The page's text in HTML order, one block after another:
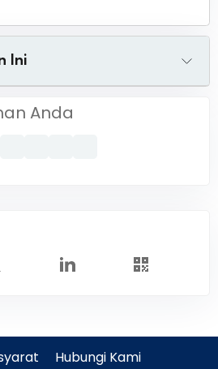
Ini
Anda
Hubungi Kami